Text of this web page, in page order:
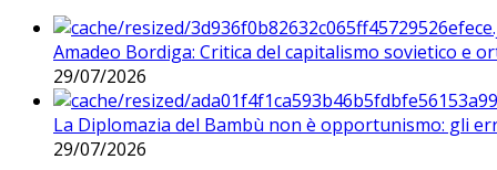
Amadeo Bordiga: Critica del capitalismo sovietico e
29/07/2026
La Diplomazia del Bambù non è opportunismo: gli
29/07/2026